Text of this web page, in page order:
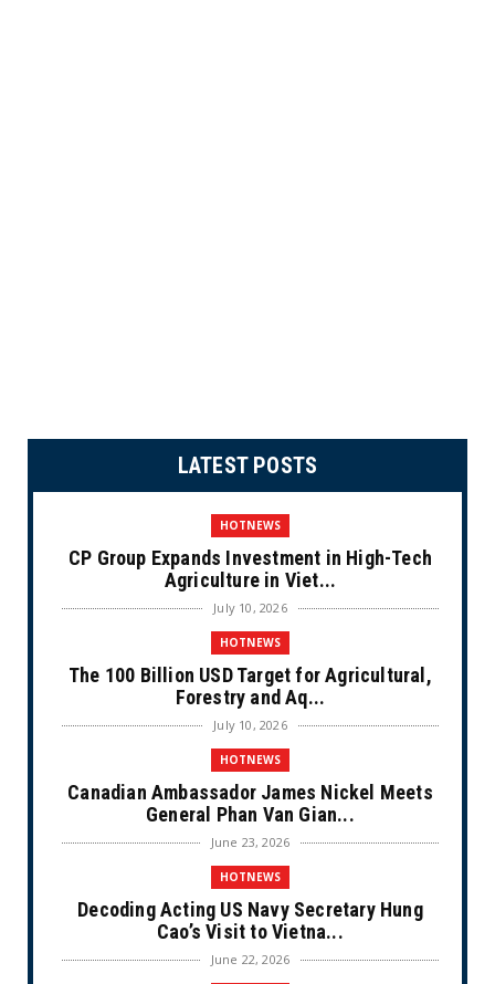
LATEST POSTS
HOTNEWS
CP Group Expands Investment in High-Tech
Agriculture in Viet...
July 10, 2026
HOTNEWS
The 100 Billion USD Target for Agricultural,
Forestry and Aq...
July 10, 2026
HOTNEWS
Canadian Ambassador James Nickel Meets
General Phan Van Gian...
June 23, 2026
HOTNEWS
Decoding Acting US Navy Secretary Hung
Cao’s Visit to Vietna...
June 22, 2026